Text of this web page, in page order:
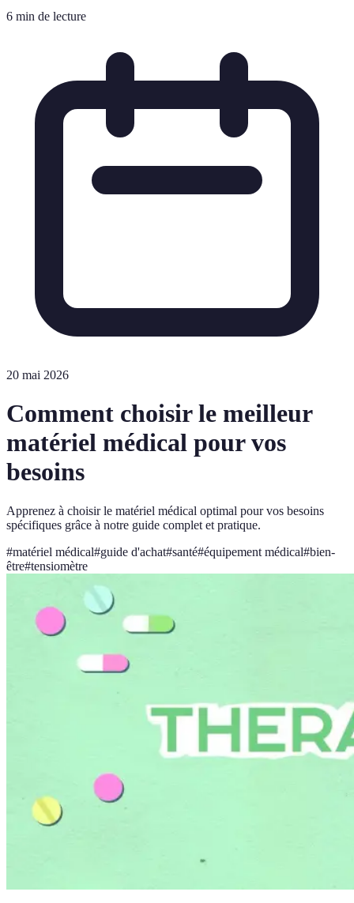
6 min de lecture
20 mai 2026
Comment choisir le meilleur
matériel médical pour vos
besoins
Apprenez à choisir le matériel médical optimal pour vos besoins
spécifiques grâce à notre guide complet et pratique.
#matériel médical#guide d'achat#santé#équipement médical#bien-
être#tensiomètre